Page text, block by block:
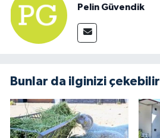
Pelin Güvendik
Bunlar da ilginizi çekebilir